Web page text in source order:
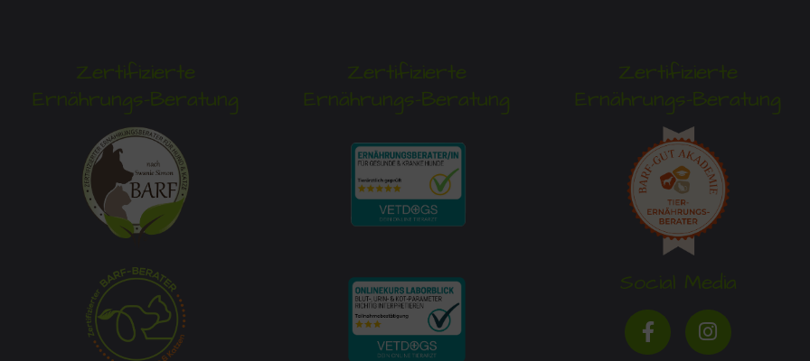
Zertifizierte
Ernährungs-Beratung
Zertifizierte
Ernährungs-Beratung
Zertifizierte
Ernährungs-Beratung
Social Media